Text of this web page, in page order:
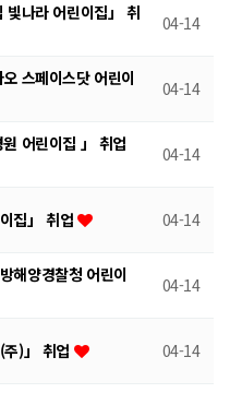
빛나라 어린이집」 취
04-14
스페이스닷 어린이
04-14
어린이집 」 취업 04-14
집」 취업 04-14
해양경찰청 어린이
04-14
)」 취업 04-14